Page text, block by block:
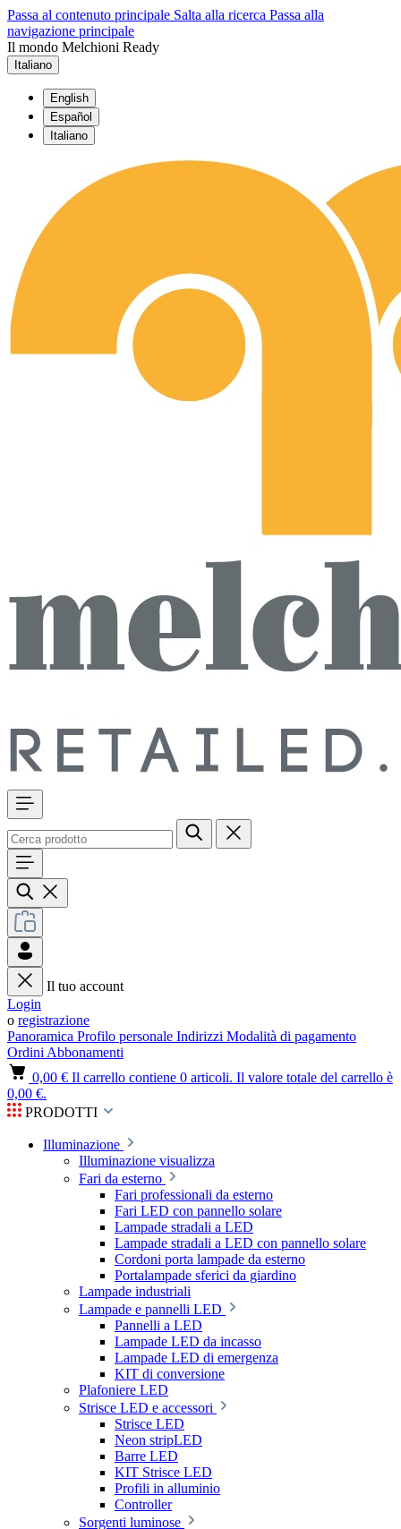
Passa al contenuto principale Salta alla ricerca Passa alla
navigazione principale
Il mondo Melchioni Ready
Italiano
English
Español
Italiano
Il tuo account
Login
o registrazione
Panoramica Profilo personale Indirizzi Modalità di pagamento
Ordini Abbonamenti
0,00 € Il carrello contiene 0 articoli. Il valore totale del carrello è
0,00 €.
PRODOTTI
Illuminazione
Illuminazione visualizza
Fari da esterno
Fari professionali da esterno
Fari LED con pannello solare
Lampade stradali a LED
Lampade stradali a LED con pannello solare
Cordoni porta lampade da esterno
Portalampade sferici da giardino
Lampade industriali
Lampade e pannelli LED
Pannelli a LED
Lampade LED da incasso
Lampade LED di emergenza
KIT di conversione
Plafoniere LED
Strisce LED e accessori
Strisce LED
Neon stripLED
Barre LED
KIT Strisce LED
Profili in alluminio
Controller
Sorgenti luminose